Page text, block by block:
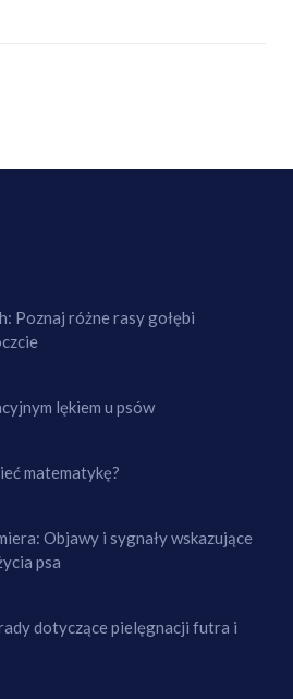
Poznaj różne rasy gołębi
lękiem u psów
matematykę?
Objawy i sygnały wskazujące
psa
dotyczące pielęgnacji futra i